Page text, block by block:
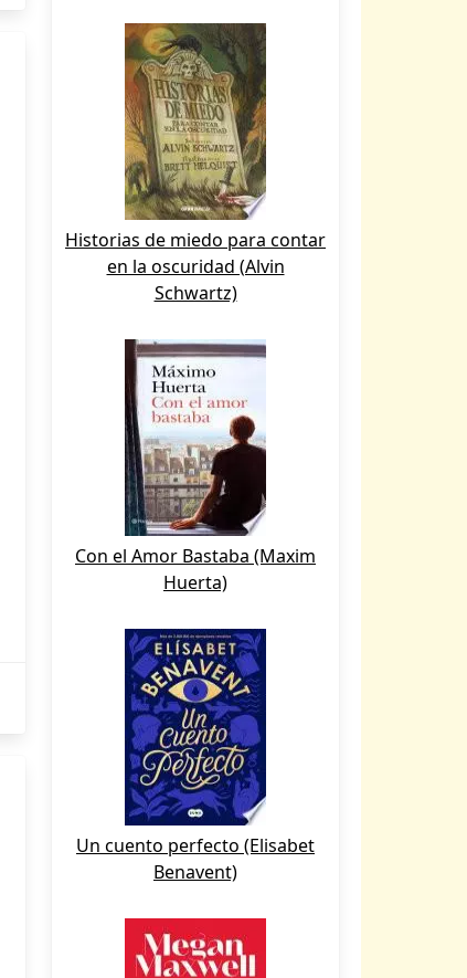
Historias de miedo para contar
en la oscuridad (Alvin
Schwartz)
Con el Amor Bastaba (Maxim
Huerta)
Un cuento perfecto (Elisabet
Benavent)